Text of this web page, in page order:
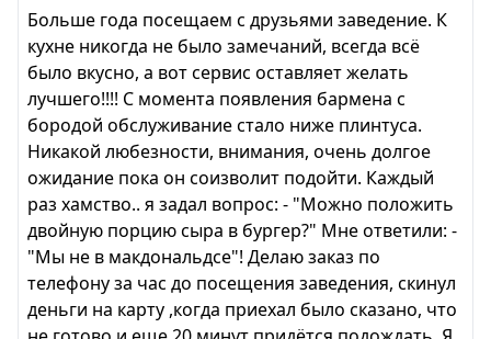
Больше года посещаем с друзьями заведение. К
кухне никогда не было замечаний, всегда всё
было вкусно, а вот сервис оставляет желать
лучшего!!!! С момента появления бармена с
бородой обслуживание стало ниже плинтуса.
Никакой любезности, внимания, очень долгое
ожидание пока он соизволит подойти. Каждый
раз хамство.. я задал вопрос: - "Можно положить
двойную порцию сыра в бургер?" Мне ответили: -
"Мы не в макдональдсе"! Делаю заказ по
телефону за час до посещения заведения, скинул
деньги на карту ,когда приехал было сказано, что